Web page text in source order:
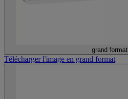
grand format
Télécharger l'image en grand format